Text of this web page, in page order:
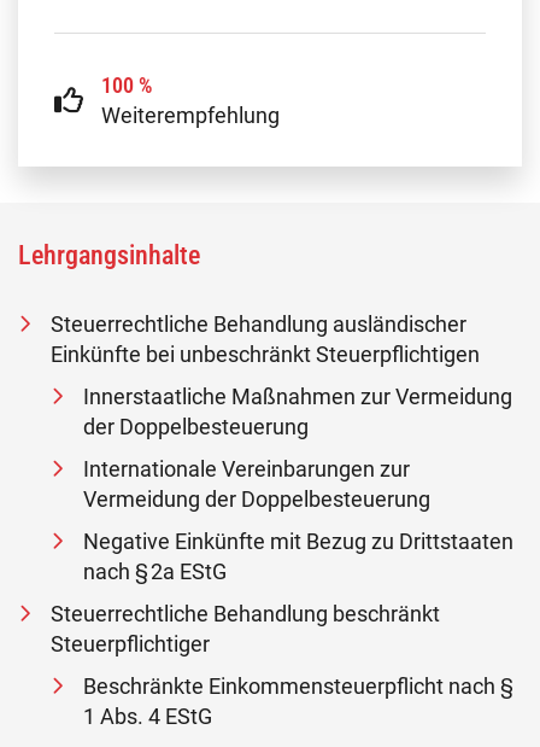
100 %
Weiterempfehlung
Lehrgangsinhalte
Steuerrechtliche Behandlung ausländischer
Einkünfte bei unbeschränkt Steuerpflichtigen
Innerstaatliche Maßnahmen zur Vermeidung
der Doppelbesteuerung
Internationale Vereinbarungen zur
Vermeidung der Doppelbesteuerung
Negative Einkünfte mit Bezug zu Drittstaaten
nach § 2a EStG
Steuerrechtliche Behandlung beschränkt
Steuerpflichtiger
Beschränkte Einkommensteuerpflicht nach §
1 Abs. 4 EStG